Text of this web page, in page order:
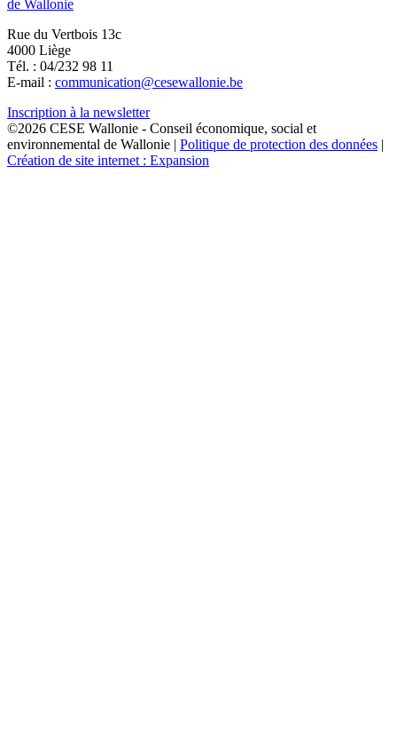
Rue du Vertbois 13c
4000 Liège
Tél. : 04/232 98 11
E-mail : communication@cesewallonie.be
Inscription à la newsletter
©2026 CESE Wallonie - Conseil économique, social et
environnemental de Wallonie | Politique de protection des données |
Création de site internet : Expansion